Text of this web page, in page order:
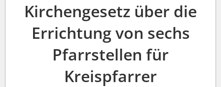
Kirchengesetz über die
Errichtung von sechs
Pfarrstellen für
Kreispfarrer